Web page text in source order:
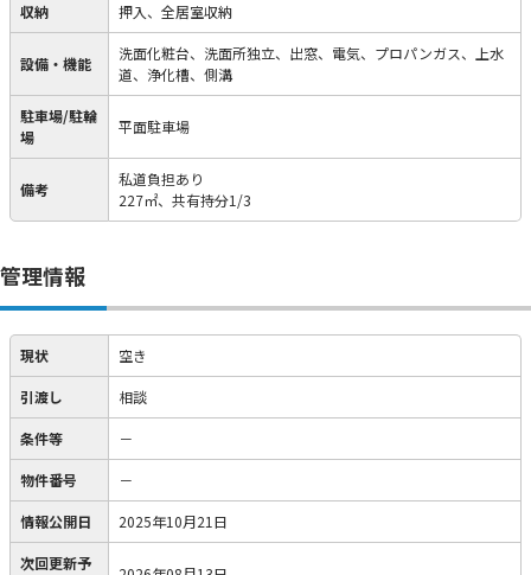
収納 押入、全居室収納
設備・機能
洗面化粧台、洗面所独立、出窓、電気、プロパンガス、上水
道、浄化槽、側溝
駐車場/駐輪
場
平面駐車場
備考
私道負担あり
227㎡、共有持分1/3
管理情報
現状 空き
引渡し 相談
条件等 －
物件番号 －
情報公開日 2025年10月21日
次回更新予